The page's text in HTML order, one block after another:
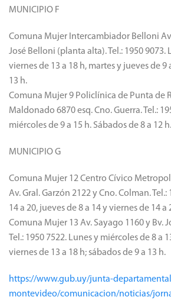
MUNICIPIO F
Comuna Mujer Intercambiador Belloni
José Belloni (planta alta). Tel.: 1950 9073.
viernes de 13 a 18 h, martes y jueves de 9
13 h.
Comuna Mujer 9 Policlínica de Punta de
Maldonado 6870 esq. Cno. Guerra. Tel.:
miércoles de 9 a 15 h. Sábados de 8 a 12 h.
MUNICIPIO G
Comuna Mujer 12 Centro Cívico
Av. Gral. Garzón 2122 y Cno. Colman.
14 a 20, jueves de 8 a 14 y viernes de 14 a
Comuna Mujer 13 Av. Sayago 1160 y Bv.
Tel.: 1950 7522. Lunes y miércoles de 8 a
viernes de 13 a 18 h; sábados de 9 a 13 h.
https://www.gub.uy/junta-
montevideo/comunicacion/noticias/